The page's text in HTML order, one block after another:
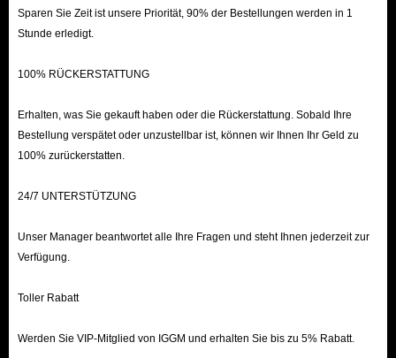
Sparen Sie Zeit ist unsere Priorität, 90% der Bestellungen werden in 1
Stunde erledigt.
100% RÜCKERSTATTUNG
Erhalten, was Sie gekauft haben oder die Rückerstattung. Sobald Ihre
Bestellung verspätet oder unzustellbar ist, können wir Ihnen Ihr Geld zu
100% zurückerstatten.
24/7 UNTERSTÜTZUNG
Unser Manager beantwortet alle Ihre Fragen und steht Ihnen jederzeit zur
Verfügung.
Toller Rabatt
Werden Sie VIP-Mitglied von IGGM und erhalten Sie bis zu 5% Rabatt.